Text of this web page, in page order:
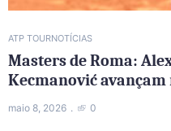
ATP TOURNOTÍCIAS
Masters de Roma:
Kecmanović avançam
maio 8, 2026 0